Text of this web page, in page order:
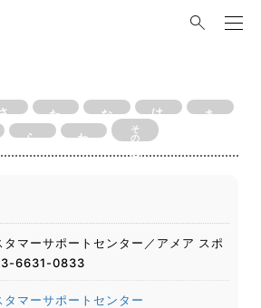
さ た な は
ま
ら わ その他
マーサポートセンター／アメア スポ
6631-0833
マーサポートセンター